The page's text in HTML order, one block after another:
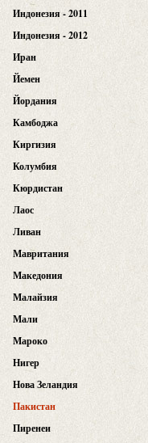
Индонезия - 2011
Индонезия - 2012
Иран
Йемен
Йордания
Камбоджа
Киргизия
Колумбия
Кюрдистан
Лаос
Ливан
Мавритания
Македония
Малайзия
Мали
Мароко
Нигер
Нова Зеландия
Пакистан
Пиренеи